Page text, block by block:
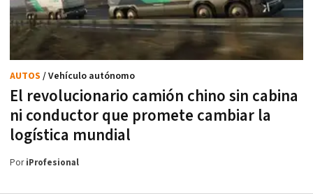
El revolucionario camión chino sin cabina
ni conductor que promete cambiar la
logística mundial
AUTOS / Vehículo autónomo
PoriProfesional